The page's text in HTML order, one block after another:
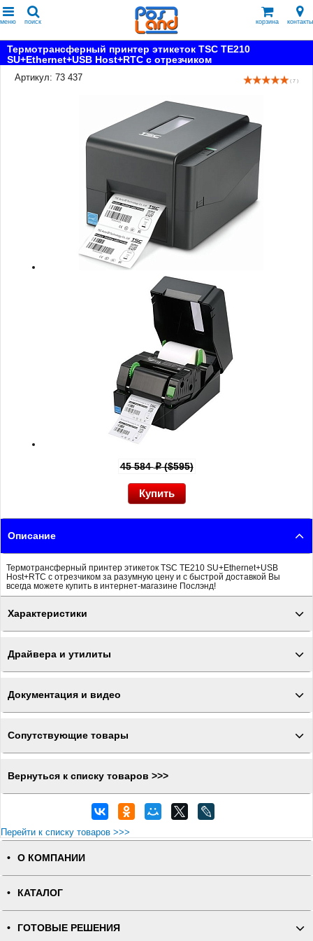
меню поиск корзина контакты
Термотрансферный принтер этикеток TSC TE210
SU+Ethernet+USB Host+RTC с отрезчиком
Артикул: 73 437
( 7 )
45 584p($595)
Описание
Термотрансферный принтер этикеток TSC TE210 SU+Ethernet+USB
Host+RTC с отрезчиком за разумную цену и с быстрой доставкой Вы
всегда можете купить в интернет-магазине Послэнд!
Характеристики
Драйвера и утилиты
Документация и видео
Сопутствующие товары
Вернуться к списку товаров >>>
Перейти к списку товаров >>>
О КОМПАНИИ
КАТАЛОГ
ГОТОВЫЕ РЕШЕНИЯ